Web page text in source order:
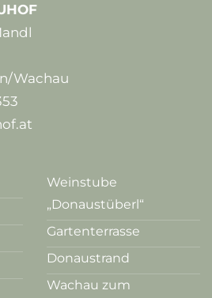
Wachau
Weinstube
„Donaustüberl“
Gartenterrasse
Donaustrand
Wachau zum